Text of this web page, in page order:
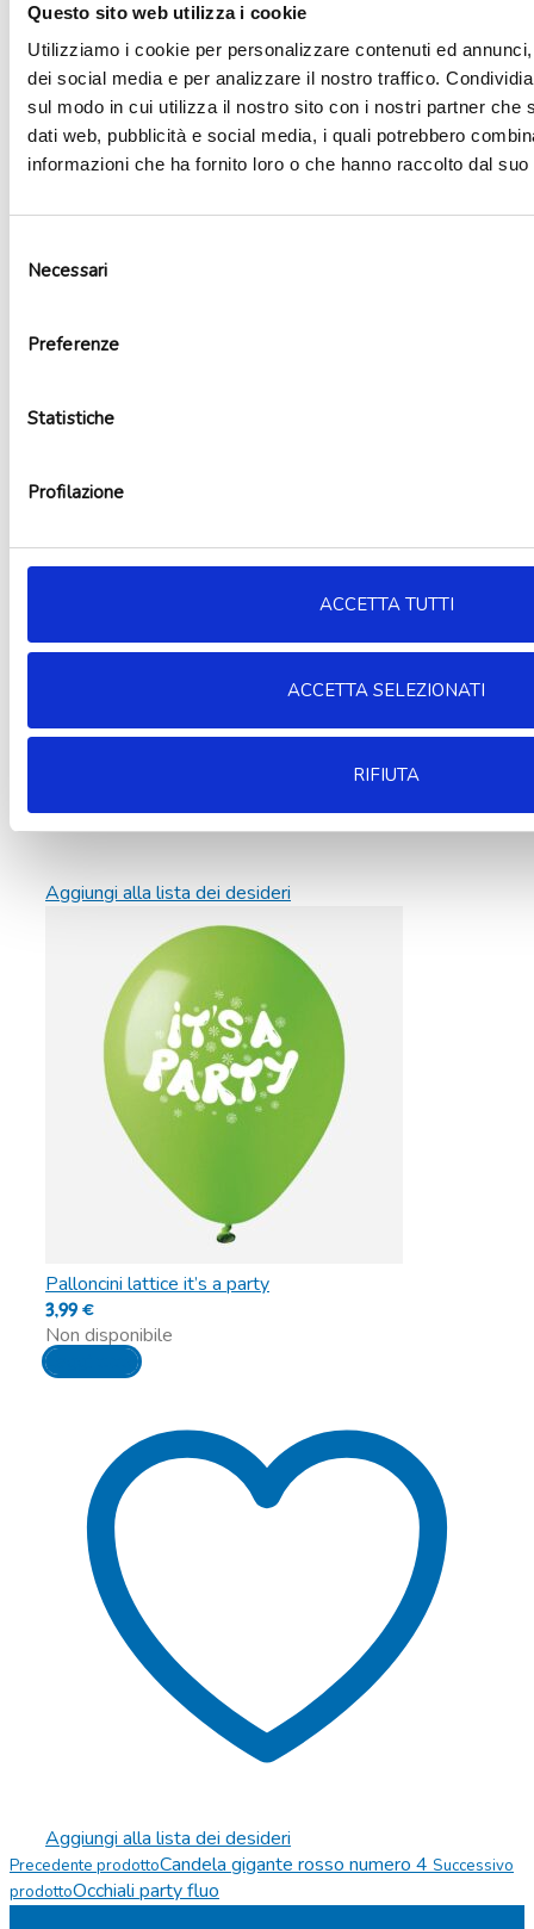
Questo sito web utilizza i cookie
Utilizziamo i cookie per personalizzare contenuti ed
dei social media e per analizzare il nostro traffico.
sul modo in cui utilizza il nostro sito con i nostri partner che
dati web, pubblicità e social media, i quali potrebbero
informazioni che ha fornito loro o che hanno raccolto dal
delNecessari
Preferenze
Statistiche
Profilazione
ACCETTA TUTTI
ACCETTA SELEZIONATI
RIFIUTA
Aggiungi al carrello
Aggiungi alla lista dei desideri
Palloncini lattice it’s a party
3,99€
Non disponibile
Leggi tutto
Aggiungi alla lista dei desideri
Precedente prodottoCandela gigante rosso numero 4 Successivo
prodottoOcchiali party fluo